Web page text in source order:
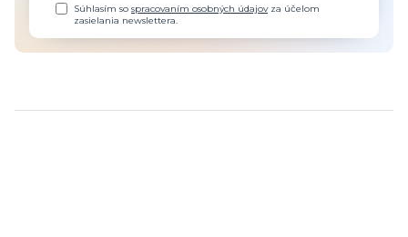
Súhlasím sospracovaním osobných údajovza účelom
zasielania newslettera.